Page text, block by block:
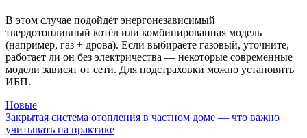
В этом случае подойдёт энергонезависимый
твердотопливный котёл или комбинированная модель
(например, газ + дрова). Если выбираете газовый, уточните,
работает ли он без электричества — некоторые современные
модели зависят от сети. Для подстраховки можно установить
ИБП.
Новые
Закрытая система отопления в частном доме — что важно
учитывать на практике